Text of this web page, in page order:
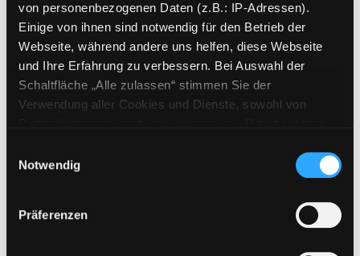
von personenbezogenen Daten (z.B.: IP-Adressen).
Einige von ihnen sind notwendig für den Betrieb der
Webseite, während andere uns helfen, diese Webseite
und Ihre Erfahrung zu verbessern. Bei Auswahl der
Schaltfläche „Alle zulassen“ stimmen Sie der
Verwendung aller Cookies und Dienste, sowohl von
Cookies von Drittanbietern, eine Verarbeitung in
unsicheren Drittländern (Länder außerhalb des EWR
ohne adäquates Datenschutzniveau) stattfinden kann. In
diesem Zusammenhang können aktuell Risiken für
Notwendig
Präferenzen
Erwerbungen der letzten Tage
Jahr von
Medien anzeigen, die nach dem Jahr veröffentlicht
Jahr bis
Medien anzeigen, die vor dem
E-Medien
Mediengruppe